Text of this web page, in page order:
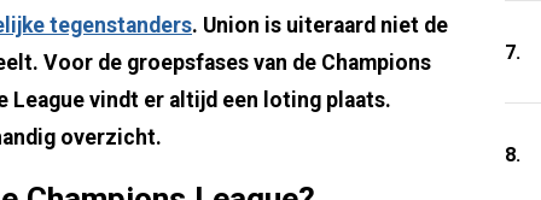
tegenstanders. Union is uiteraard niet de
Voor de groepsfases van de Champions
League vindt er altijd een loting plaats.
overzicht.
7.
8.